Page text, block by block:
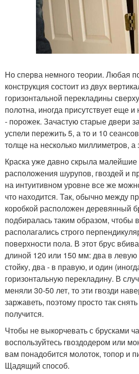
Но сперва немного теории. Любая
конструкция состоит из двух
горизонтальной перекладины
полотна, иногда присутствует еще
- порожек. Зачастую старые двери
успели пережить 5, а то и 10
толще на несколько миллиметров, а
Краска уже давно скрыла
расположения шурупов, гвоздей и
на интуитивном уровне все же
что находится. Так, обычно между
коробкой расположен деревянный
подбиралась таким образом, чтобы
располагались строго
поверхности пола. В этот брус
длиной 120 или 150 мм: два в левую
стойку, два - в правую, и один
горизонтальную перекладину. В
меняли 30-50 лет, то эти гвозди
заржаветь, поэтому просто так
получится.
Чтобы не выкорчевать с брусками
воспользуйтесь гвоздодером или
вам понадобится молоток, топор и
Щадящий способ.